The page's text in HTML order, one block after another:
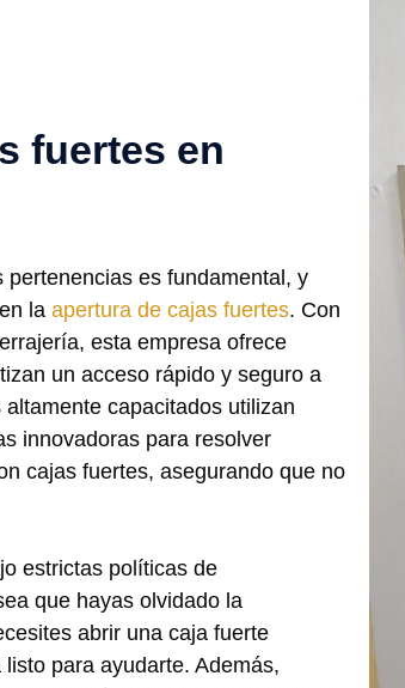
fuertes en
pertenencias es fundamental, y
la apertura de cajas fuertes. Con
esta empresa ofrece
un acceso rápido y seguro a
capacitados utilizan
innovadoras para resolver
cajas fuertes, asegurando que no
estrictas políticas de
que hayas olvidado la
abrir una caja fuerte
para ayudarte. Además,